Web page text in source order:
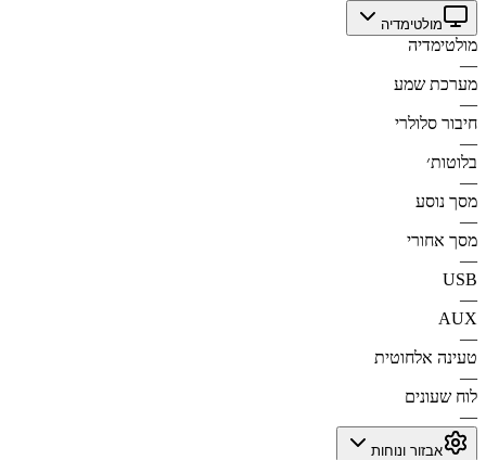
מולטימדיה
מולטימדיה
—
מערכת שמע
—
חיבור סלולרי
—
בלוטות׳
—
מסך נוסע
—
מסך אחורי
—
USB
—
AUX
—
טעינה אלחוטית
—
לוח שעונים
—
אבזור ונוחות